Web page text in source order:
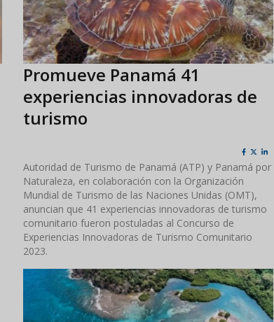
Promueve Panamá 41
experiencias innovadoras de
turismo
Autoridad de Turismo de Panamá (ATP) y Panamá por
Naturaleza, en colaboración con la Organización
Mundial de Turismo de las Naciones Unidas (OMT),
anuncian que 41 experiencias innovadoras de turismo
comunitario fueron postuladas al Concurso de
Experiencias Innovadoras de Turismo Comunitario
2023.